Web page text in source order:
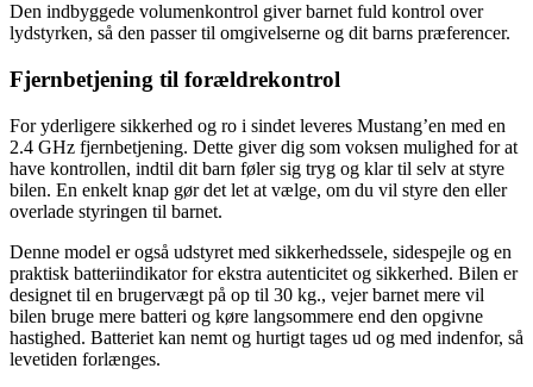
Den indbyggede volumenkontrol giver barnet fuld kontrol over
lydstyrken, så den passer til omgivelserne og dit barns præferencer.
Fjernbetjening til forældrekontrol
For yderligere sikkerhed og ro i sindet leveres Mustang’en med en
2.4 GHz fjernbetjening. Dette giver dig som voksen mulighed for at
have kontrollen, indtil dit barn føler sig tryg og klar til selv at styre
bilen. En enkelt knap gør det let at vælge, om du vil styre den eller
overlade styringen til barnet.
Denne model er også udstyret med sikkerhedssele, sidespejle og en
praktisk batteriindikator for ekstra autenticitet og sikkerhed. Bilen er
designet til en brugervægt på op til 30 kg., vejer barnet mere vil
bilen bruge mere batteri og køre langsommere end den opgivne
hastighed. Batteriet kan nemt og hurtigt tages ud og med indenfor, så
levetiden forlænges.